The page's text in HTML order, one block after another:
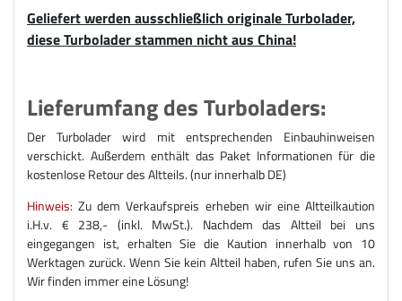
Geliefert werden ausschließlich originale Turbolader,
diese Turbolader stammen nicht aus China!
Lieferumfang des Turboladers:
Der Turbolader wird mit entsprechenden Einbauhinweisen
verschickt. Außerdem enthält das Paket Informationen für die
kostenlose Retour des Altteils. (nur innerhalb DE)
Hinweis: Zu dem Verkaufspreis erheben wir eine Altteilkaution
i.H.v. € 238,- (inkl. MwSt.). Nachdem das Altteil bei uns
eingegangen ist, erhalten Sie die Kaution innerhalb von 10
Werktagen zurück. Wenn Sie kein Altteil haben, rufen Sie uns an.
Wir finden immer eine Lösung!